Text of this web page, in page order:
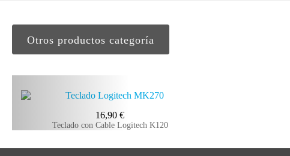
Otros productos categoría
16,90 €
Teclado con Cable Logitech K120